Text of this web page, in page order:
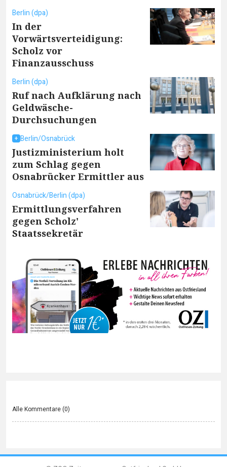
Berlin (dpa)
In der
Vorwärtsverteidigung:
Scholz vor
Finanzausschuss
Berlin (dpa)
Ruf nach Aufklärung nach
Geldwäsche-
Durchsuchungen
Berlin/Osnabrück
Justizministerium holt
zum Schlag gegen
Osnabrücker Ermittler aus
Osnabrück/Berlin (dpa)
Ermittlungsverfahren
gegen Scholz'
Staatssekretär
Alle Kommentare (0)